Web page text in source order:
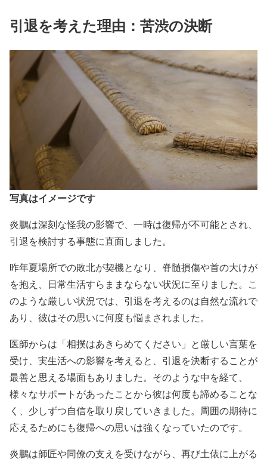
引退を考えた理由：苦渋の決断
写真はイメージです
炎鵬は深刻な怪我の影響で、一時は復帰が不可能とされ、
引退を検討する事態に直面しました。
昨年夏場所での敗北が契機となり、脊髄損傷や首の大けが
を抱え、日常生活すらままならない状況に至りました。こ
のような厳しい状況では、引退を考えるのは自然な流れで
あり、彼はその思いに何度も悩まされました。
医師からは「相撲はあきらめてください」と厳しい言葉を
受け、実生活への影響を考えると、引退を決断することが
最善と思える場面もありました。そのような中を経て、
様々なサポートがあったことから彼は何度も諦めることな
く、少しずつ自信を取り戻していきました。周囲の期待に
応えるためにも復帰への思いは強くなっていたのです。
炎鵬は師匠や同僚の支えを受けながら、再び土俵に上がる